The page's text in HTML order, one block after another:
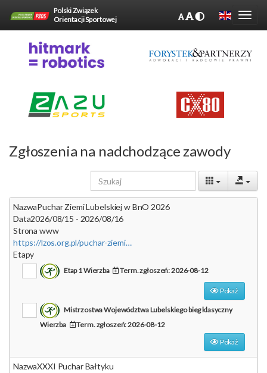
Polski Związek
Orientacji Sportowej
Zgłoszenia na nadchodzące zawody
NazwaPuchar Ziemi Lubelskiej w BnO 2026
Data2026/08/15 - 2026/08/16
Strona www
https://lzos.org.pl/puchar-ziemi-lubelskiej-w-bno-2026/
Etapy
Etap 1 Wierzba Term. zgłoszeń: 2026-08-12
Pokaż
Mistrzostwa Województwa Lubelskiego bieg klasyczny
Wierzba
Term. zgłoszeń: 2026-08-12
Pokaż
NazwaXXXI Puchar Bałtyku